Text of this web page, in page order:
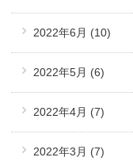
2022年6月 (10)
2022年5月 (6)
2022年4月 (7)
2022年3月 (7)